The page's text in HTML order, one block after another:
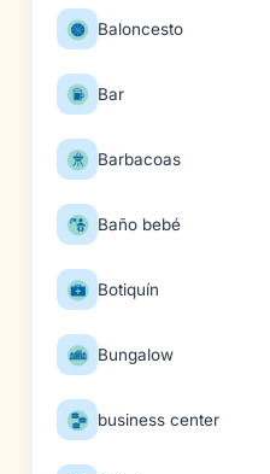
Baloncesto
Bar
Barbacoas
Baño bebé
Botiquín
Bungalow
business center